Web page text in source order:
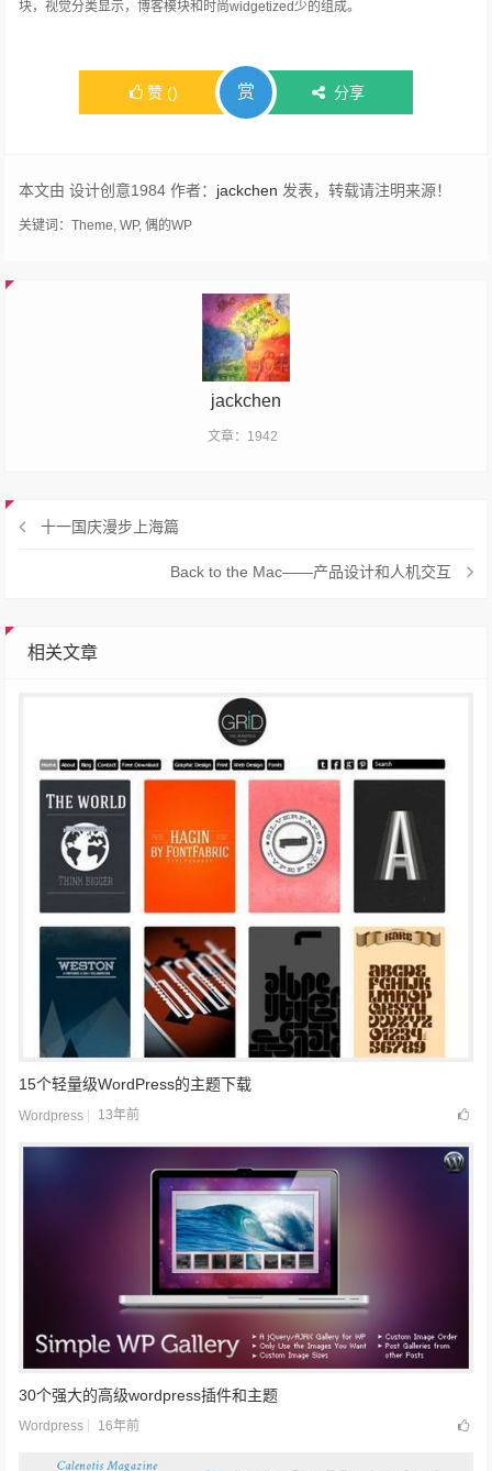
块，视觉分类显示，博客模块和时尚widgetized少的组成。
赞 () 赏 分享
本文由 设计创意1984 作者： jackchen 发表，转载请注明来源！
关键词：Theme,WP,偶的WP
jackchen
文章：1942
十一国庆漫步上海篇
Back to the Mac——产品设计和人机交互
相关文章
15个轻量级WordPress的主题下载
Wordpress 13年前
30个强大的高级wordpress插件和主题
Wordpress 16年前